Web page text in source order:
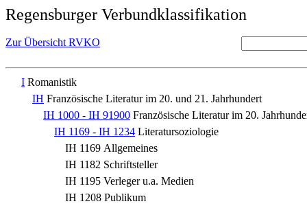
Regensburger Verbundklassifikation
Zur Übersicht RVKO
I Romanistik
IH Französische Literatur im 20. und 21. Jahrhundert
IH 1000 - IH 91900 Französische Literatur im 20.
IH 1169 - IH 1234 Literatursoziologie
IH 1169 Allgemeines
IH 1182 Schriftsteller
IH 1195 Verleger u.a. Medien
IH 1208 Publikum